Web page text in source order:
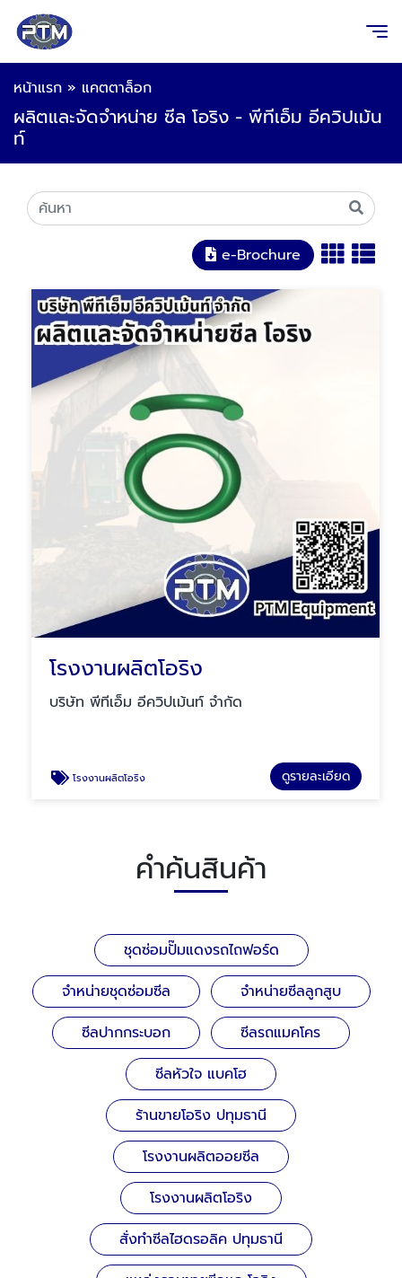
หน้าแรก » แคตตาล็อก
ผลิตและจัดจำหน่าย ซีล โอริง - พีทีเอ็ม อีควิปเม้น
ท์
e-Brochure
โรงงานผลิตโอริง
บริษัท พีทีเอ็ม อีควิปเม้นท์ จำกัด
โรงงานผลิตโอริง ดูรายละเอียด
คำค้นสินค้า
ชุดซ่อมปั๊มแดงรถไถฟอร์ด
จำหน่ายชุดซ่อมซีล
จำหน่ายซีลลูกสูบ
ซีลปากกระบอก
ซีลรถแมคโคร
ซีลหัวใจ แบคโฮ
ร้านขายโอริง ปทุมธานี
โรงงานผลิตออยซีล
โรงงานผลิตโอริง
สั่งทำซีลไฮดรอลิค ปทุมธานี